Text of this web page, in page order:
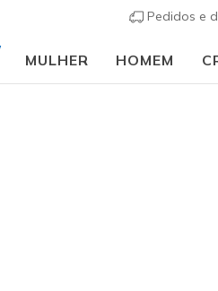
Pedidos e
MULHER HOMEM